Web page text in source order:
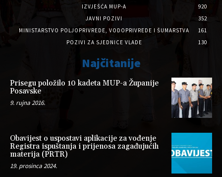
IZVJEŠĆA MUP-A
920
JAVNI POZIVI
352
MINISTARSTVO POLJOPRIVREDE, VODOPRIVREDE I ŠUMARSTVA
161
POZIVI ZA SJEDNICE VLADE
130
Najčitanije
Prisegu položilo 10 kadeta MUP-a Županije
Posavske
9. rujna 2016.
Obavijest o uspostavi aplikacije za vođenje
Registra ispuštanja i prijenosa zagađujućih
materija (PRTR)
19. prosinca 2024.